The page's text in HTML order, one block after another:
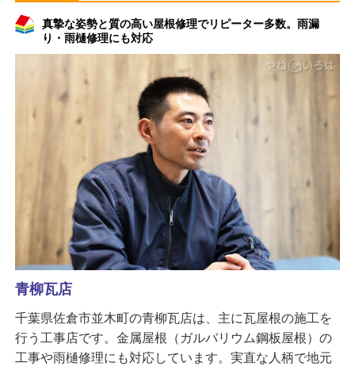
真摯な姿勢と質の高い屋根修理でリピーター多数。雨漏
り・雨樋修理にも対応
青柳瓦店
千葉県佐倉市並木町の青柳瓦店は、主に瓦屋根の施工を
行う工事店です。金属屋根（ガルバリウム鋼板屋根）の
工事や雨樋修理にも対応しています。実直な人柄で地元